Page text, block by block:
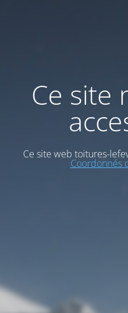
Ce site
Ce site web toitures-
Coordonnés